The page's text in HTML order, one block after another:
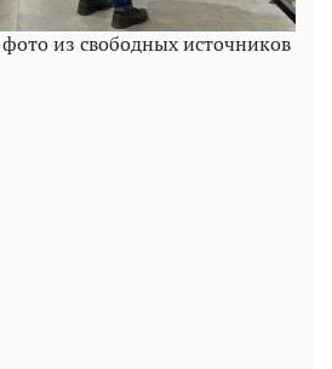
из свободных источников